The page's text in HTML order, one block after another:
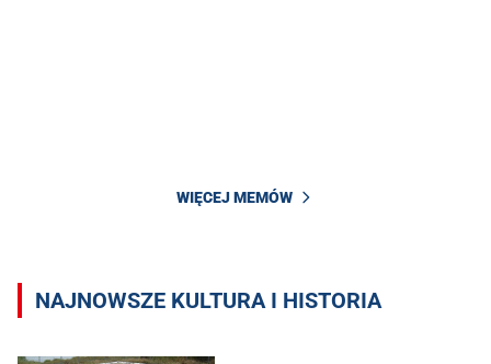
WIĘCEJ MEMÓW
NAJNOWSZE KULTURA I HISTORIA